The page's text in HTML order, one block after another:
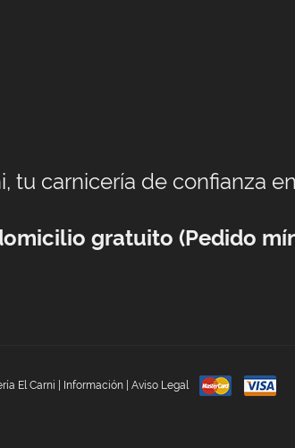
tu carnicería de confianza
gratuito (Pedido
El Carni | Información Aviso Legal